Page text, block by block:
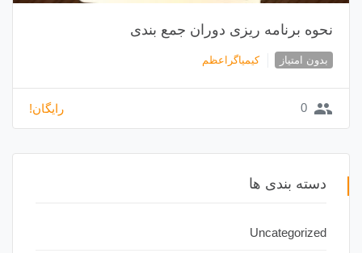
نحوه برنامه ریزی دوران جمع بندی
بدون امتیاز کیمیاگراعظم
group
0 رایگان!
دسته بندی ها
Uncategorized